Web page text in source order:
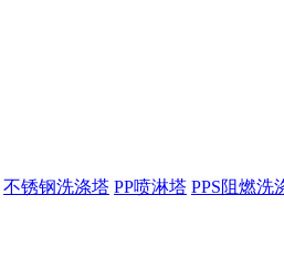
不锈钢洗涤塔 PP喷淋塔 PPS阻燃洗